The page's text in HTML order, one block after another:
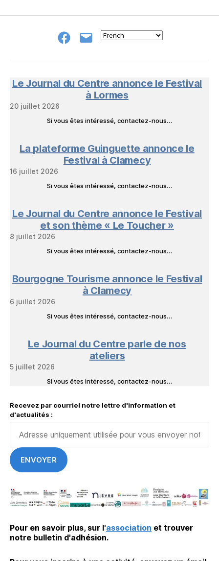
Groupe
NeL
E-
à
Livres
Le Journal du Centre annonce le Festival
à Lormes
20 juillet 2026
Si vous êtes intéressé, contactez-nous…
La plateforme Guinguette annonce le
Festival à Clamecy
16 juillet 2026
Si vous êtes intéressé, contactez-nous…
Le Journal du Centre annonce le Festival
et son thème « Le Toucher »
8 juillet 2026
Si vous êtes intéressé, contactez-nous…
Bourgogne Tourisme annonce le Festival
à Clamecy
6 juillet 2026
Si vous êtes intéressé, contactez-nous…
Le Journal du Centre parle de nos
ateliers
5 juillet 2026
Si vous êtes intéressé, contactez-nous…
Recevez par courriel notre lettre d'information et
d'actualités :
Pour en savoir plus, sur l'association et trouver
notre bulletin d'adhésion.